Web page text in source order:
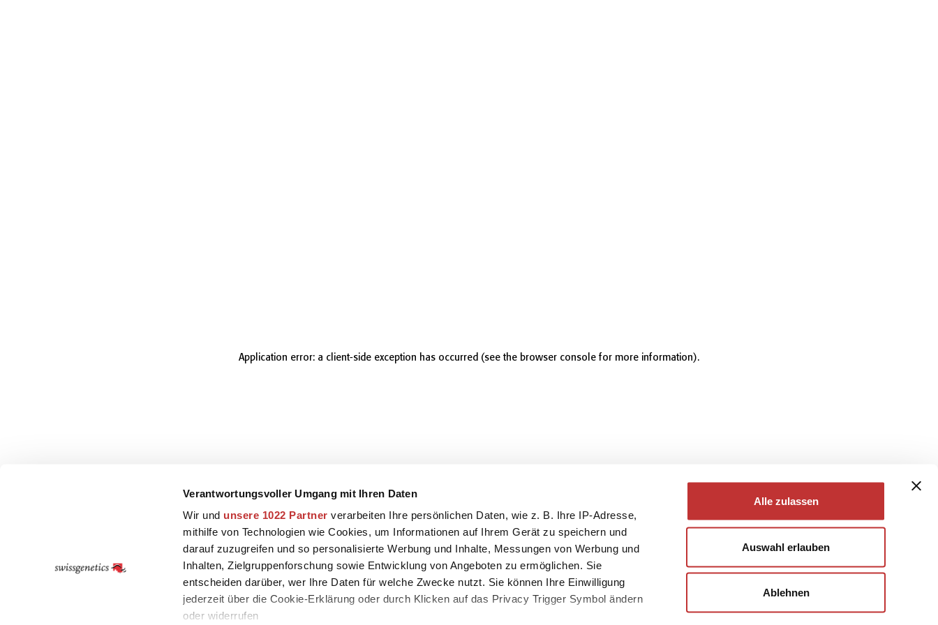
Verantwortungsvoller Umgang mit Ihren Daten
Wir und unsere 1022 Partner verarbeiten Ihre persönlichen Daten, wie z. B. Ihre IP-Adresse,
mithilfe von Technologien wie Cookies, um Informationen auf Ihrem Gerät zu speichern und
darauf zuzugreifen und so personalisierte Werbung und Inhalte, Messungen von Werbung und
Inhalten, Zielgruppenforschung sowie Entwicklung von Angeboten zu ermöglichen. Sie
entscheiden darüber, wer Ihre Daten für welche Zwecke nutzt. Sie können Ihre Einwilligung
jederzeit über die Cookie-Erklärung oder durch Klicken auf das Privacy Trigger Symbol ändern
oder widerrufen
Alle zulassen
Auswahl erlauben
Ablehnen
Application error: a client-side exception has occurred (see the browser console for more information).